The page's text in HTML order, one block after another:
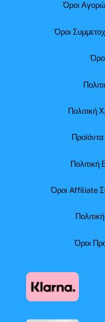
Όροι
Όροι
Πολιτική
Όροι Affiliate
Όροι